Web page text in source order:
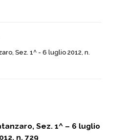
Sez. 1^ - 6 luglio 2012, n.
Sez. 1^ – 6 luglio
n. 729